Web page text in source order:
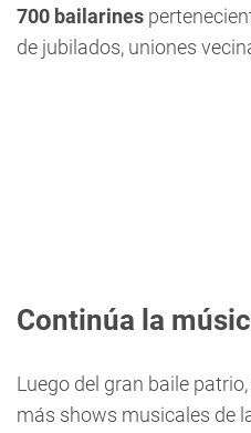
700 bailarines
de jubilados, uniones
Continúa la
Luego del gran baile
más shows musicales de